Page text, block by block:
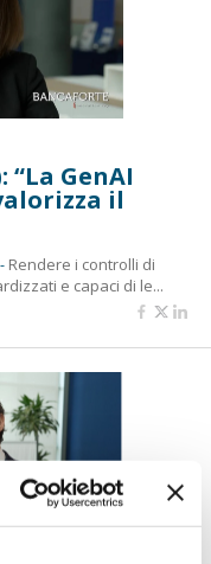
“La GenAI
il
Rendere i controlli di
e capaci di le...